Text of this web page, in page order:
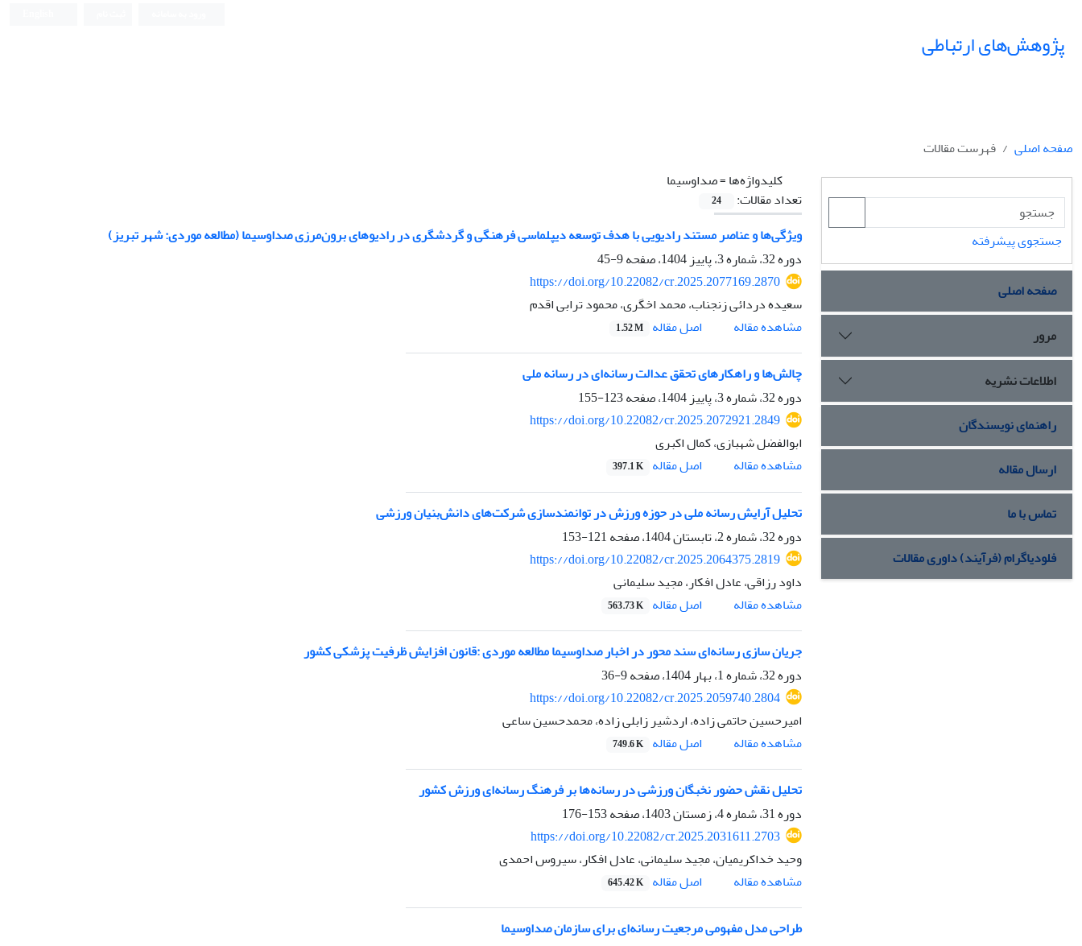
پژوهش‌های ارتباطی
صفحه اصلی
فهرست مقالات
کلیدواژه‌ها =صداوسیما
تعداد مقالات:
24
ویژگی‌ها و عناصر مستند رادیویی با هدف توسعه دیپلماسی فرهنگی و گردشگری در رادیوهای برون‌مرزی صداوسیما (مطالعه موردی: شهر تبریز)
دوره 32، شماره 3، پاییز 1404، صفحه
9-45
https://doi.org/10.22082/cr.2025.2077169.2870
سعیده دردائی زنجناب، محمد اخگری، محمود ترابی اقدم
مشاهده مقاله
اصل مقاله 1.52 M
چالش‌ها و راهکارهای تحقق عدالت رسانه‌ای در رسانه ملی
دوره 32، شماره 3، پاییز 1404، صفحه
123-155
https://doi.org/10.22082/cr.2025.2072921.2849
ابوالفضل شهبازی، کمال اکبری
مشاهده مقاله
اصل مقاله 397.1 K
تحلیل آرایش رسانه ملی در حوزه ورزش در توانمندسازی شرکت‌های دانش‌بنیان ورزشی
دوره 32، شماره 2، تابستان 1404، صفحه
121-153
https://doi.org/10.22082/cr.2025.2064375.2819
داود رزاقی، عادل افکار، مجید سلیمانی
مشاهده مقاله
اصل مقاله 563.73 K
جریان سازی رسانه‌ای سند محور در اخبار صداوسیما مطالعه موردی :قانون افزایش ظرفیت پزشکی کشور
دوره 32، شماره 1، بهار 1404، صفحه
9-36
https://doi.org/10.22082/cr.2025.2059740.2804
امیرحسین حاتمی زاده، اردشیر زابلی زاده، محمدحسین ساعی
مشاهده مقاله
اصل مقاله 749.6 K
تحلیل نقش حضور نخبگان ورزشی در رسانه‌ها بر فرهنگ رسانه‌ای ورزش کشور
دوره 31، شماره 4، زمستان 1403، صفحه
153-176
https://doi.org/10.22082/cr.2025.2031611.2703
وحید خداکریمیان، مجید سلیمانی، عادل افکار، سیروس احمدی
مشاهده مقاله
اصل مقاله 645.42 K
طراحی مدل مفهومی مرجعیت رسانه‌ای برای سازمان صداوسیما
جستجوی پیشرفته
صفحه اصلی
مرور
اطلاعات نشریه
راهنمای نویسندگان
ارسال مقاله
تماس با ما
فلودیاگرام (فرآیند) داوری مقالات